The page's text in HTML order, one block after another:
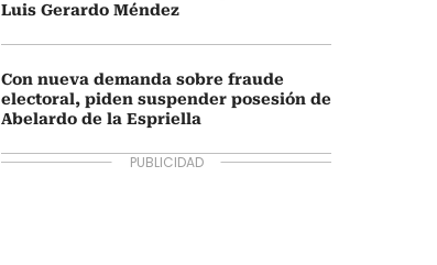
Luis Gerardo Méndez
Con nueva demanda sobre fraude
electoral, piden suspender posesión de
Abelardo de la Espriella